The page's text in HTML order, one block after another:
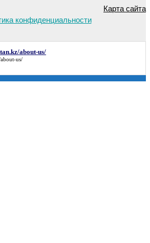
Карта сайта
конфиденциальности
about-us/
us/